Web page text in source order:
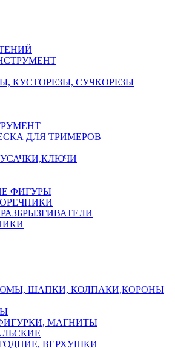
КУСТОРЕЗЫ, СУЧКОРЕЗЫ
ДЛЯ ТРИМЕРОВ
ФИГУРЫ
ШАПКИ, КОЛПАКИ,КОРОНЫ
МАГНИТЫ
ВЕРХУШКИ